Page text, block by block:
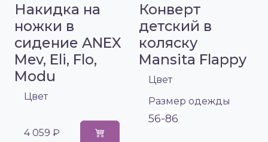
Накидка на
ножки в
сидение ANEX
Mev, Eli, Flo,
Modu
Цвет
4 059 ₽
Конверт
детский в
коляску
Mansita Flappy
Цвет
Размер одежды
56-86